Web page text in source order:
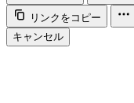
リンクをコピー
キャンセル